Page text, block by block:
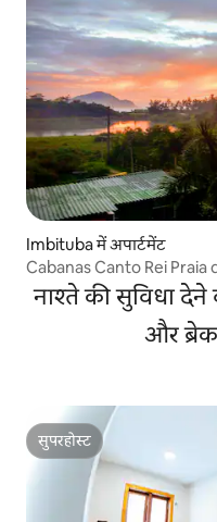
Imbituba में अपार्टमेंट
Cabanas
नाश्ते की सुविधा देने
और
सुपरहोस्ट
सुपरहोस्ट